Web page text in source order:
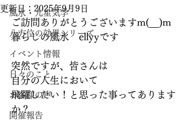
風水・九星気学
八方位の効果シリーズ
イベント情報
日々のこと
お客様の声
開催報告
更新日： 2025年9月9日
ご訪問ありがとうございますm(__)m
暮らしの風水　ellyyです
突然ですが、皆さんは
自分の人生において
飛躍したい！と思った事ってあります
か？